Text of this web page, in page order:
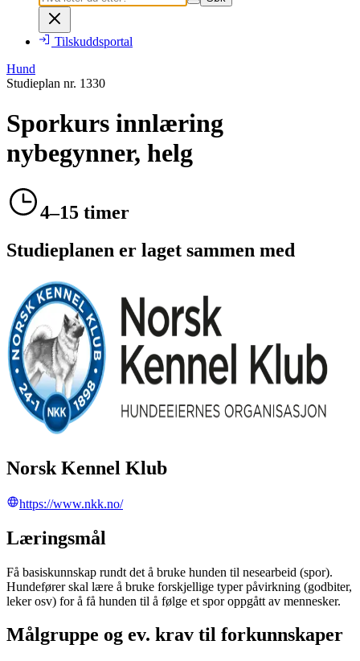
Tilskuddsportal
Hund
Studieplan nr. 1330
Sporkurs innlæring
nybegynner, helg
4–15 timer
Studieplanen er laget sammen med
Norsk Kennel Klub
https://www.nkk.no/
Læringsmål
Få basiskunnskap rundt det å bruke hunden til nesearbeid (spor).
Hundefører skal lære å bruke forskjellige typer påvirkning (godbiter,
leker osv) for å få hunden til å følge et spor oppgått av mennesker.
Målgruppe og ev. krav til forkunnskaper